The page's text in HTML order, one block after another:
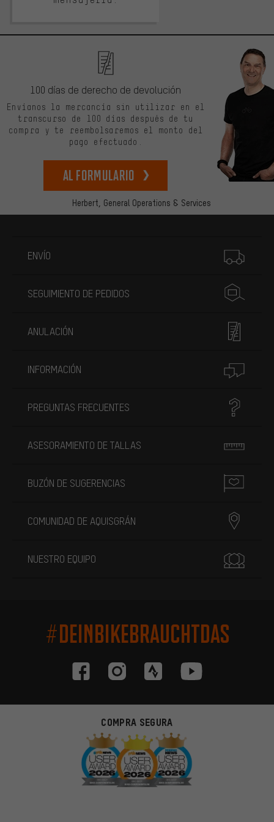
Herbert, General Operations & Services
100 días de derecho de devolución
Envíanos la mercancía sin utilizar en el
transcurso de 100 días después de tu
compra y te reembolsaremos el monto del
pago efectuado.
Al formulario
ENVÍO
SEGUIMIENTO DE PEDIDOS
ANULACIÓN
INFORMACIÓN
PREGUNTAS FRECUENTES
ASESORAMIENTO DE TALLAS
BUZÓN DE SUGERENCIAS
COMUNIDAD DE AQUISGRÁN
NUESTRO EQUIPO
#DEINBIKEBRAUCHTDAS
COMPRA SEGURA